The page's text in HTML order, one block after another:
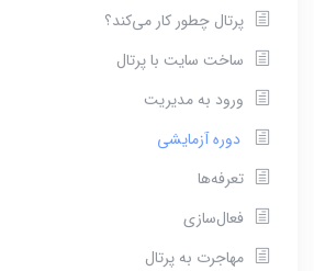
پرتال چطور کار می‌کند؟
ساخت سایت با پرتال
ورود به مدیریت
دوره آزمایشی
تعرفه‌ها
فعال‌سازی
مهاجرت به پرتال